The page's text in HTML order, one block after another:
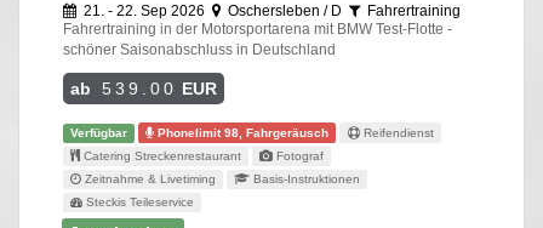
21. - 22. Sep 2026 Oschersleben / D
Fahrertraining
Fahrertraining in der Motorsportarena mit BMW Test-Flotte -
schöner Saisonabschluss in Deutschland
ab 539.00 EUR
Verfügbar Phonelimit 98, Fahrgeräusch
Reifendienst
Catering Streckenrestaurant
Fotograf
Zeitnahme & Livetiming
Basis-Instruktionen
Steckis Teileservice